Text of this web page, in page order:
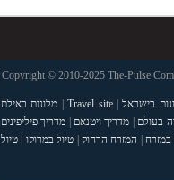
Copyright © 2010-2025 The-Pulse
בישראל|
Travel site
| מלונות באילת
בעולם | מדריך ויטנאם | מדריך פיליפינים
במזרח | המזרח הרחוק | טיול במרוקו | טיול